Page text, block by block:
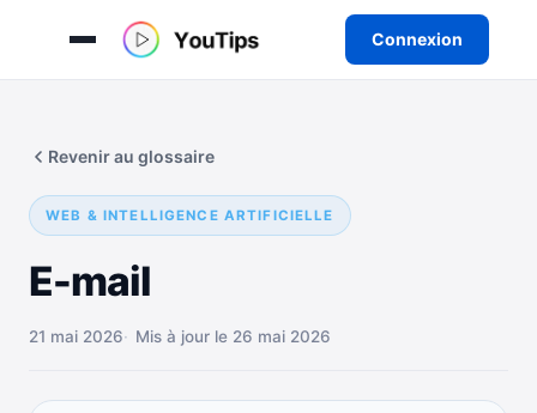
Connexion
contenu
WEB & INTELLIGENCE ARTIFICIELLE
E-mail
Revenir au glossaire
21 mai 2026 Mis à jour le 26 mai 2026